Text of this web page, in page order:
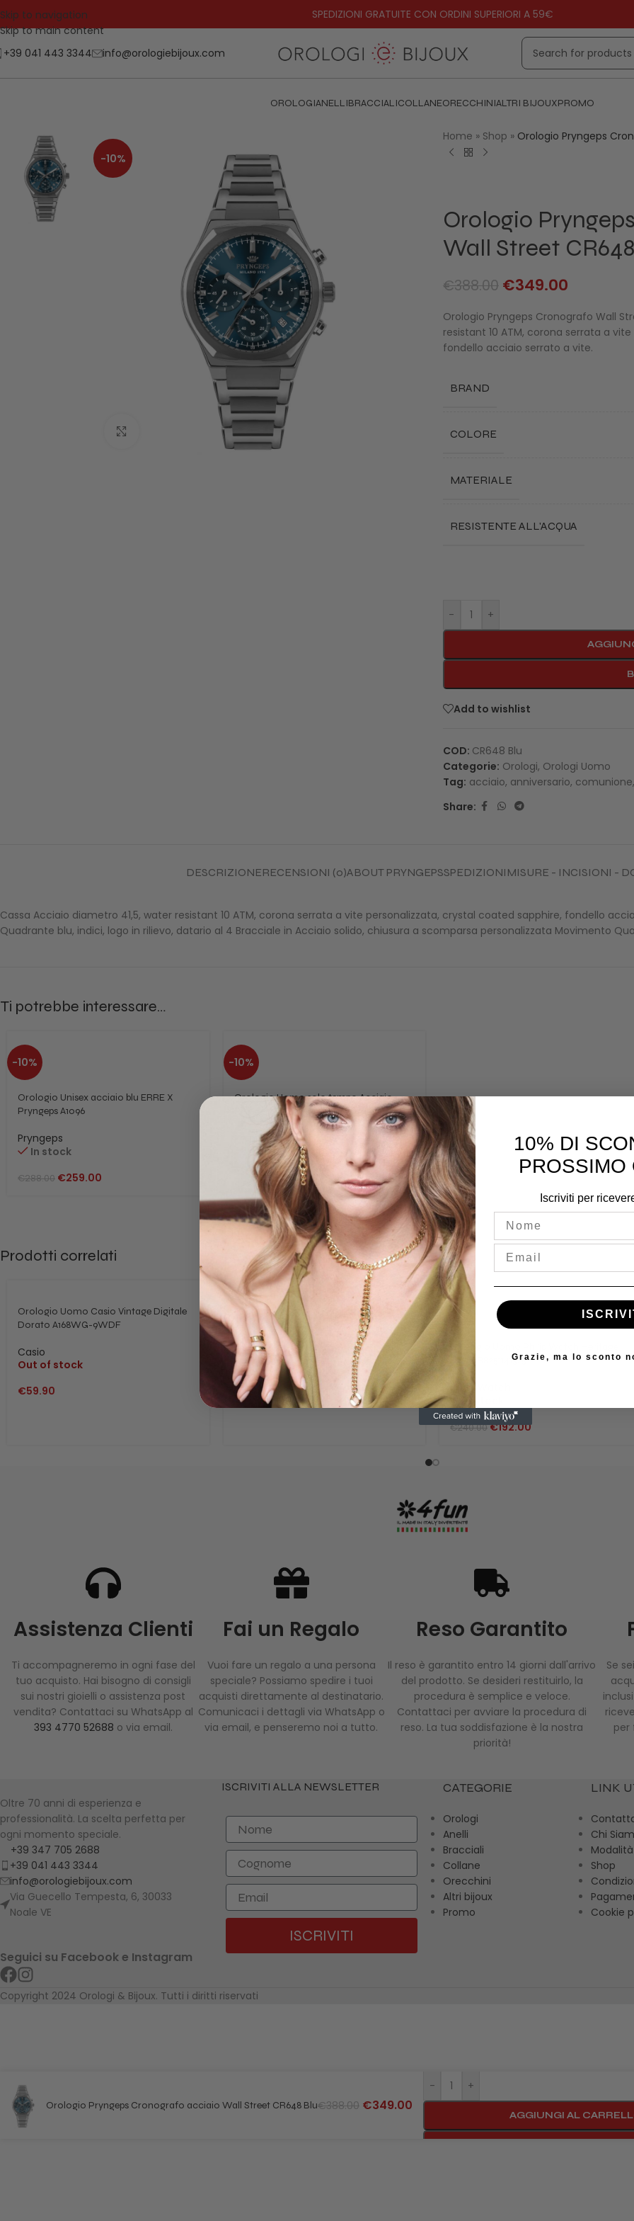
Skip to navigation
Skip to main content
SPEDIZIONI GRATUITE CON ORDINI SUPERIORI A 59€
+39 041 443 3344 info@orologiebijoux.com
OROLOGIANELLIBRACCIALICOLLANEORECCHINIALTRI BIJOUXPROMO
-10%
Home » Shop » Orologio Pryngeps
Orologio
Wall Street
€388.00 €349.00
Orologio Pryngeps Cronografo Wall
resistant 10 ATM, corona serrata a
fondello acciaio serrato a vite.
BRAND
COLORE
MATERIALE
RESISTENTE ALL'ACQUA
- +
Add to wishlist
COD: CR648 Blu
Categorie: Orologi, Orologi Uomo
Tag: acciaio, anniversario, comunione,
Share:
DESCRIZIONERECENSIONI (0)ABOUT PRYNGEPSSPEDIZIONI MISURE - INCISIONI -
Cassa Acciaio diametro 41,5, water resistant 10 ATM, corona serrata a vite personalizzata, crystal coated sapphire, fondello
Quadrante blu, indici, logo in rilievo, datario al 4 Bracciale in Acciaio solido, chiusura a scomparsa personalizzata Movimento
Ti potrebbe interessare…
-10%
Orologio Unisex acciaio blu ERRE X
Pryngeps A1096
Pryngeps
In stock
€288.00 €259.00
-10%
Orologio Uomo solo tempo Acciaio
Pryngeps Wall Street A1202 bianco
Pryngeps
In stock
298.00 €269.00
Prodotti correlati
Orologio Uomo Casio Vintage Digitale
Dorato A168WG-9WDF
Casio
Out of stock
€59.90
Orologio Uomo Michelangelo Colonna
Jeans C2200JC
Out of stock
€118.00
-20%
Swan R8251141325
Philip Watch
€240.00€192.00
Assistenza Clienti
Ti accompagneremo in ogni fase del
tuo acquisto. Hai bisogno di consigli
sui nostri gioielli o assistenza post
vendita? Contattaci su WhatsApp al
393 4770 52688 o via email.
Fai un Regalo
Vuoi fare un regalo a una persona
speciale? Possiamo spedire i tuoi
acquisti direttamente al destinatario.
Comunicaci i dettagli via WhatsApp o
via email, e penseremo noi a tutto.
Reso Garantito
Il reso è garantito entro 14 giorni dall'arrivo
del prodotto. Se desideri restituirlo, la
procedura è semplice e veloce.
Contattaci per avviare la procedura di
reso. La tua soddisfazione è la nostra
priorità!
Se
per
Oltre 70 anni di esperienza e
professionalità. La scelta perfetta per
ogni momento speciale.
+39 347 705 2688
+39 041 443 3344
info@orologiebijoux.com
Via Guecello Tempesta, 6, 30033
Noale VE
Seguici su Facebook e Instagram
ISCRIVITI ALLA NEWSLETTER
Nome
Cognome
Email
ISCRIVITI
CATEGORIE
Orologi
Anelli
Bracciali
Collane
Orecchini
Altri bijoux
Promo
LINK
Chi
Shop
Cookie
Copyright 2024 Orologi & Bijoux. Tutti i diritti riservati
Orologio Pryngeps Cronografo acciaio Wall Street CR648 Blu€388.00 €349.00
- +
AGGIUNGI AL
10% DI
PROSSIMO
Iscriviti per
Grazie, ma lo sconto